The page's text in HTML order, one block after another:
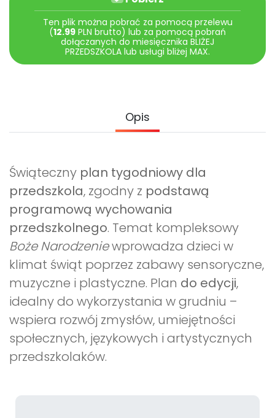
Archiwalne numery
Pomoc
Promocje
Ten plik można pobrać za pomocą przelewu
(12.99 PLN brutto) lub za pomocą pobrań
dołączanych do miesięcznika BLIŻEJ
PRZEDSZKOLA lub usługi bliżej MAX.
Opis
Świąteczny plan tygodniowy dla
przedszkola, zgodny z podstawą
programową wychowania
przedszkolnego. Temat kompleksowy
Boże Narodzeniewprowadza dzieci w
klimat świąt poprzez zabawy sensoryczne,
muzyczne i plastyczne. Plan do edycji,
idealny do wykorzystania w grudniu –
wspiera rozwój zmysłów, umiejętności
społecznych, językowych i artystycznych
przedszkolaków.